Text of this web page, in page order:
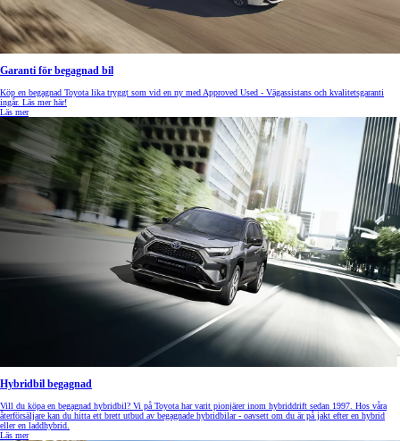
Garanti för begagnad bil
Köp en begagnad Toyota lika tryggt som vid en ny med Approved Used - Vägassistans och kvalitetsgaranti
ingår. Läs mer här!
Läs mer
Hybridbil begagnad
Vill du köpa en begagnad hybridbil? Vi på Toyota har varit pionjärer inom hybriddrift sedan 1997. Hos våra
återförsäljare kan du hitta ett brett utbud av begagnade hybridbilar - oavsett om du är på jakt efter en hybrid
eller en laddhybrid.
Läs mer